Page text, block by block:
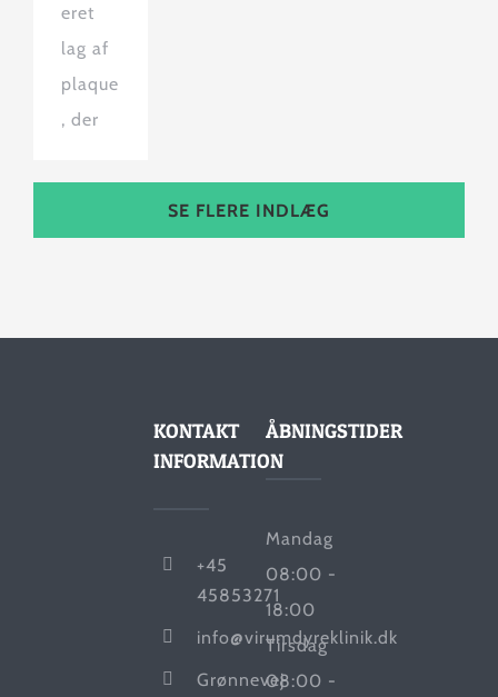
eret
lag af
plaque
, der
SE FLERE INDLÆG
KONTAKT
INFORMATION
+45
45853271
info@virumdyreklinik.dk
Grønnevej
ÅBNINGSTIDER
Mandag
08:00 -
18:00
Tirsdag
08:00 -